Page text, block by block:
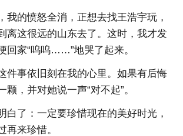
我的愤怒全消，正想去找王浩宇玩，
离这很远的山东去了。这时，我才发
回家“呜呜……”地哭了起来。
件事依旧刻在我的心里。如果有后悔
颗，并对她说一声“对不起”。
白了：一定要珍惜现在的美好时光，
再来珍惜。